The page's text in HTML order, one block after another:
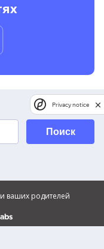
Поиск
ваших родителей
Privacy notice